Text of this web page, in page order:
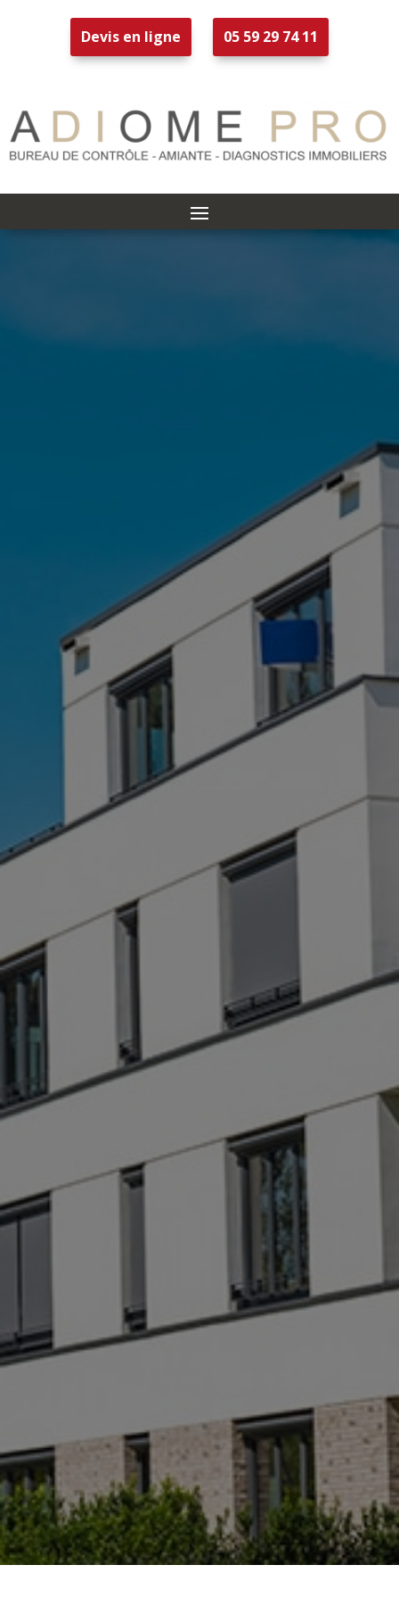
Devis en ligne 05 59 29 74 11
Énergétique
Définir des axes précis et chiffrés
amélioration énergétique
financement
(pouvant être global) via
maPrim’Renov ou dans le cadre
descertificats d’économies
d’énergie
(CEE).
Nous contacter pour un
accompagnement
En
monopropriété
Audit énergétique
pour les biens en
monopropriété avec un DPE
classé F ou G à compter du
EN SAVOIR + DEVIS IMMEDIAT
En copropriété
Audit
énergétique VIVEMENT
CONSEILLÉ
EN SAVOIR + DEVIS IMMEDIAT